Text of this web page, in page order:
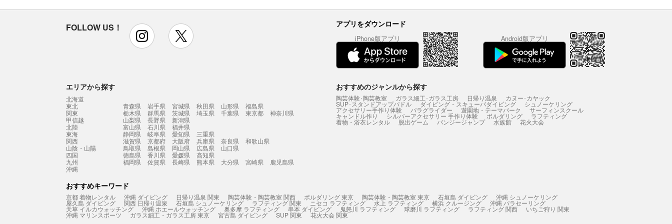
FOLLOW US！ instagram アプリをダウンロード
iPhone版アプリ Android版アプリ
エリアから探す
北海道
東北
青森県 岩手県 宮城県 秋田県 山形県
福島県
関東
栃木県 群馬県 茨城県 埼玉県 千葉県 東京都
神奈川県
甲信越
山梨県 長野県
新潟県
北陸
富山県 石川県
福井県
東海
静岡県 岐阜県 愛知県
三重県
関西
滋賀県 京都府 大阪府 兵庫県 奈良県
和歌山県
山陰・山陽
鳥取県 島根県 岡山県 広島県
山口県
四国
徳島県 香川県 愛媛県
高知県
九州
福岡県 佐賀県 長崎県 熊本県 大分県 宮崎県
鹿児島県
沖縄
おすすめのジャンルから探す
陶芸体験･陶芸教室 ガラス細工･ガラス工房 日帰り温泉 カヌー･カヤック
SUP･スタンドアップパドル ダイビング・スキューバダイビング シュノーケリング
アクセサリー手作り体験 パラグライダー 遊園地・テーマパーク サーフィンスクール
キャンドル作り シルバーアクセサリー 手作り体験 ボルダリング ラフティング
着物・浴衣レンタル 脱出ゲーム バンジージャンプ 水族館 花火大会
おすすめキーワード
京都 着物レンタル 沖縄 ダイビング 日帰り温泉 関東 陶芸体験・陶芸教室 関西 ボルダリング 東京 陶芸体験・陶芸教室 東京 石垣島 ダイビング 沖縄 シュノーケリング
屋久島 ダイビング 関西 日帰り温泉 石垣島 シュノーケリング ラフティング 関東 ニセコ ラフティング 水上 ラフティング 横浜 クルージング 沖縄 パラセーリング
天草 イルカウォッチング 沖縄 ホエールウォッチング 奥多摩 ラフティング 串本 ダイビング 鬼怒川 ラフティング 球磨川 ラフティング ラフティング 関西 いちご狩り 関東
沖縄 マリンスポーツ ガラス細工・ガラス工房 東京 宮古島 ダイビング SUP 関東 花火大会 関東